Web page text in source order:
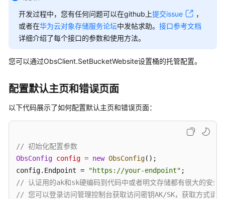
务
公
告
品
绍
计
费
明
快
速
入
开发过程中，您有任何问题可以在github上提交issue
，
或者在华为云对象存储服务论坛中发帖求助。 接口参考文档
详细介绍了每个接口的参数和使用方法。
您可以通过ObsClient.SetBucketWebsite设置桶的托管配置。
配置默认主页和错误页面
以下代码展示了如何配置默认主页和错误页面：
// 初始化配置参数
ObsConfig config = new ObsConfig();
config.Endpoint =
"https://your-endpoint"
// 认证用的ak和sk硬编码到代码中或者明文存储都有很大的安全
// 您可以登录访问管理控制台获取访问密钥AK/SK，获取方